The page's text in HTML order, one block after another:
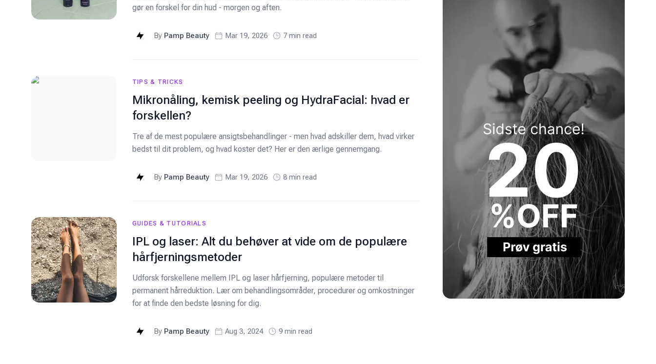
gør en forskel for din hud - morgen og aften.
By Pamp Beauty Mar 19, 2026 7min read
TIPS & TRICKS
Mikronåling, kemisk peeling og HydraFacial: hvad er
forskellen?
Tre af de mest populære ansigtsbehandlinger - men hvad adskiller dem, hvad virker
bedst til dit problem, og hvad koster det? Her er den ærlige gennemgang.
By Pamp Beauty Mar 19, 2026 8min read
GUIDES & TUTORIALS
IPL og laser: Alt du behøver at vide om de populære
hårfjerningsmetoder
Udforsk forskellene mellem IPL og laser hårfjerning, populære metoder til
permanent hårreduktion. Lær om behandlingsområder, procedurer og omkostninger
for at finde den bedste løsning for dig.
By Pamp Beauty Aug 3, 2024 9min read